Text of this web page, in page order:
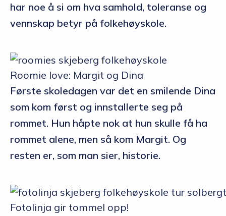
har noe å si om hva samhold, toleranse og
vennskap betyr på folkehøyskole.
Roomie love: Margit og Dina
Første skoledagen var det en smilende Dina
som kom først og innstallerte seg på
rommet. Hun håpte nok at hun skulle få ha
rommet alene, men så kom Margit. Og
resten er, som man sier, historie.
Fotolinja gir tommel opp!